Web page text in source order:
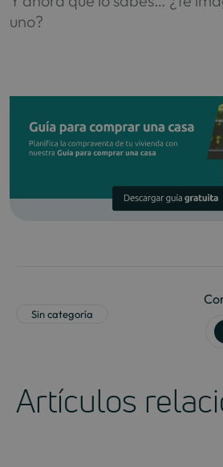
uno?
Sin categoría
Artículos